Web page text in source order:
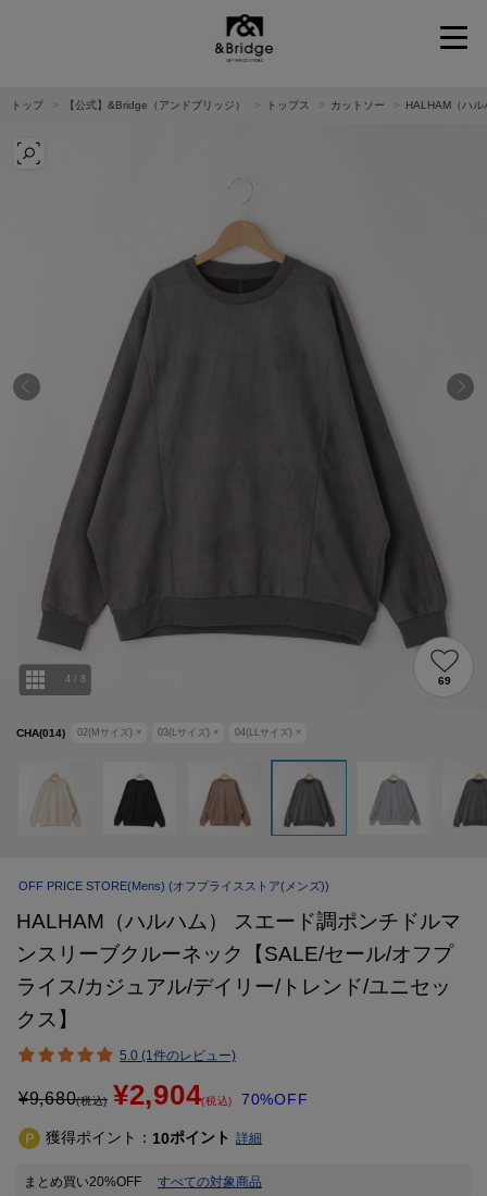
トップ 【公式】&Bridge（アンドブリッジ） トップス カットソー HALHAM（ハ
CHA(014) 02(Mサイズ) × 03(Lサイズ) × 04(LLサイズ) ×
4 / 8 69
OFF PRICE STORE(Mens) (オフプライスストア(メンズ))
HALHAM（ハルハム） スエード調ポンチドルマ
ンスリーブクルーネック【SALE/セール/オフプ
ライス/カジュアル/デイリー/トレンド/ユニセッ
クス】
5.0 (1件のレビュー)
¥9,680(税込) ¥2,904(税込) 70%OFF
獲得ポイント： 10ポイント 詳細
まとめ買い20%OFF すべての対象商品